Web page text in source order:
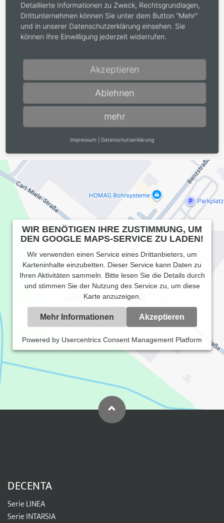
Ich bin mit der Verwendung meiner Daten gemäß der
Datenschutzerklärungeinverstanden.
WIR BENÖTIGEN IHRE ZUSTIMMUNG, UM
DEN GOOGLE MAPS-SERVICE ZU LADEN!
Wir verwenden einen Service eines Drittanbieters, um
Karteninhalte einzubetten. Dieser Service kann Daten zu
Ihren Aktivitäten sammeln. Bitte lesen Sie die Details durch
und stimmen Sie der Nutzung des Service zu, um diese
Karte anzuzeigen.
Mehr Informationen Akzeptieren
Powered by Usercentrics Consent Management Platform
DECENTA
Serie LINEA
Serie INTARSIA
Detaillierte Informationen zu Zweck, Rechtsgrundlagen,
Drittunternehmen können Sie unter dem Button "Mehr"
und in unserer Datenschutzerklärung einsehen. Sie
können Ihre Einwilligung jederzeit widerrufen.
Akzeptieren
Ablehnen
mehr
Impressum Datenschutzerklärung